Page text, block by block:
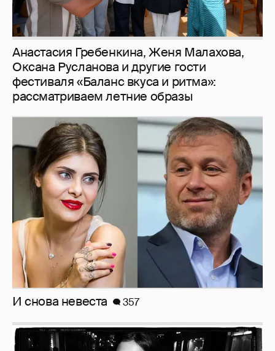
Анастасия Гребенкина, Женя Малахова,
Оксана Русланова и другие гости
фестиваля «Баланс вкуса и ритма»:
рассматриваем летние образы
И снова невеста 357